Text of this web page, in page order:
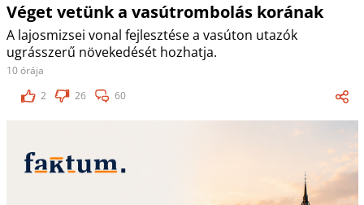
Véget vetünk a vasútrombolás korának
A lajosmizsei vonal fejlesztése a vasúton utazók
ugrásszerű növekedését hozhatja.
10 órája
2
26 60